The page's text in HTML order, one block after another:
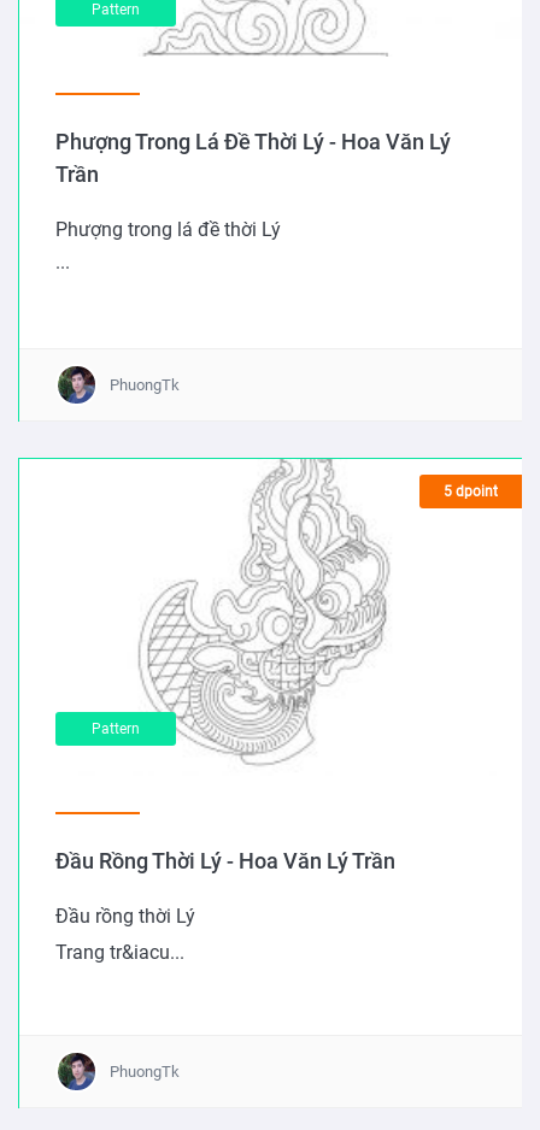
Pattern
Phượng Trong Lá Đề Thời Lý - Hoa Văn Lý
Trần
Phượng trong lá đề thời Lý
...
PhuongTk
Pattern
5 dpoint
Đầu Rồng Thời Lý - Hoa Văn Lý Trần
Đầu rồng thời Lý
Trang tr&iacu...
PhuongTk